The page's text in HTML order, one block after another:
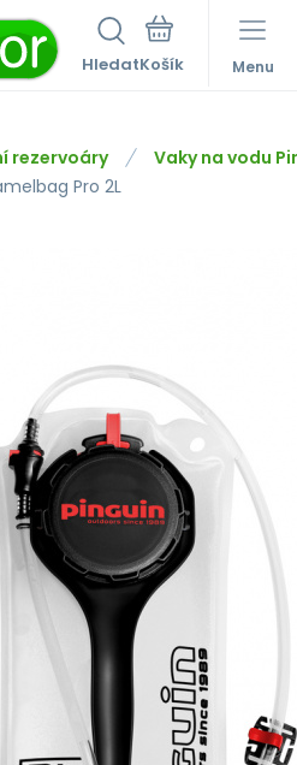
Hledat Menu
rezervoáry
Vaky na vodu
Pro 2L